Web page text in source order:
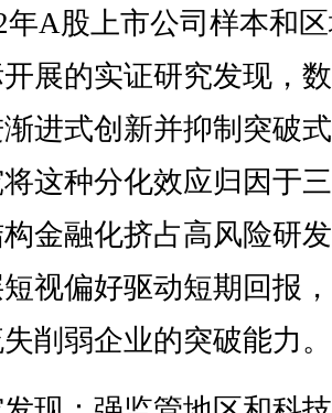
A股上市公司样本和
展的实证研究发现，
进式创新并抑制突破
这种分化效应归因于
金融化挤占高风险研
视偏好驱动短期回报
削弱企业的突破能力。